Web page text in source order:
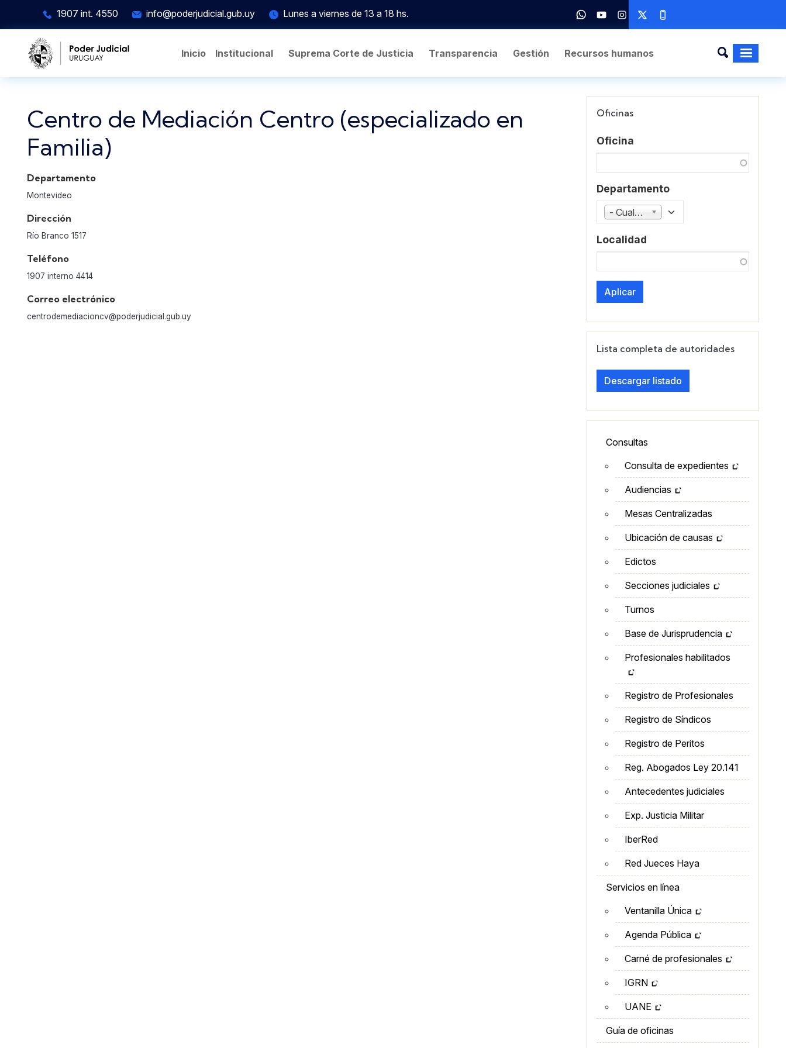
1907 int. 4550 info@poderjudicial.gub.uy Lunes a viernes de 13 a 18 hs.
Inicio Institucional Suprema Corte de Justicia Transparencia Gestión Recursos humanos
Centro de Mediación Centro (especializado en
Familia)
Departamento
Montevideo
Dirección
Río Branco 1517
Teléfono
1907 interno 4414
Correo electrónico
centrodemediacioncv@poderjudicial.gub.uy
Oficinas
Oficina
Departamento
- Cualquiera -
Localidad
Aplicar
Lista completa de autoridades
Descargar listado
Lateral - Menú secundario
Consultas
Consulta de expedientes
Audiencias
Mesas Centralizadas
Ubicación de causas
Edictos
Secciones judiciales
Turnos
Base de Jurisprudencia
Profesionales habilitados
Registro de Profesionales
Registro de Síndicos
Registro de Peritos
Reg. Abogados Ley 20.141
Antecedentes judiciales
Exp. Justicia Militar
IberRed
Red Jueces Haya
Servicios en línea
Ventanilla Única
Agenda Pública
Carné de profesionales
IGRN
UANE
Guía de oficinas